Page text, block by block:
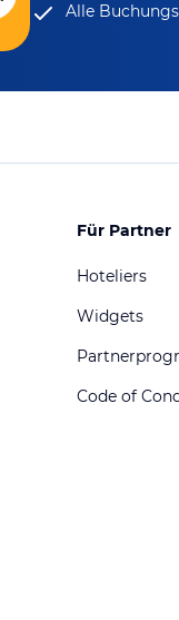
Alle
Für Partner
Hoteliers
Widgets
Code of